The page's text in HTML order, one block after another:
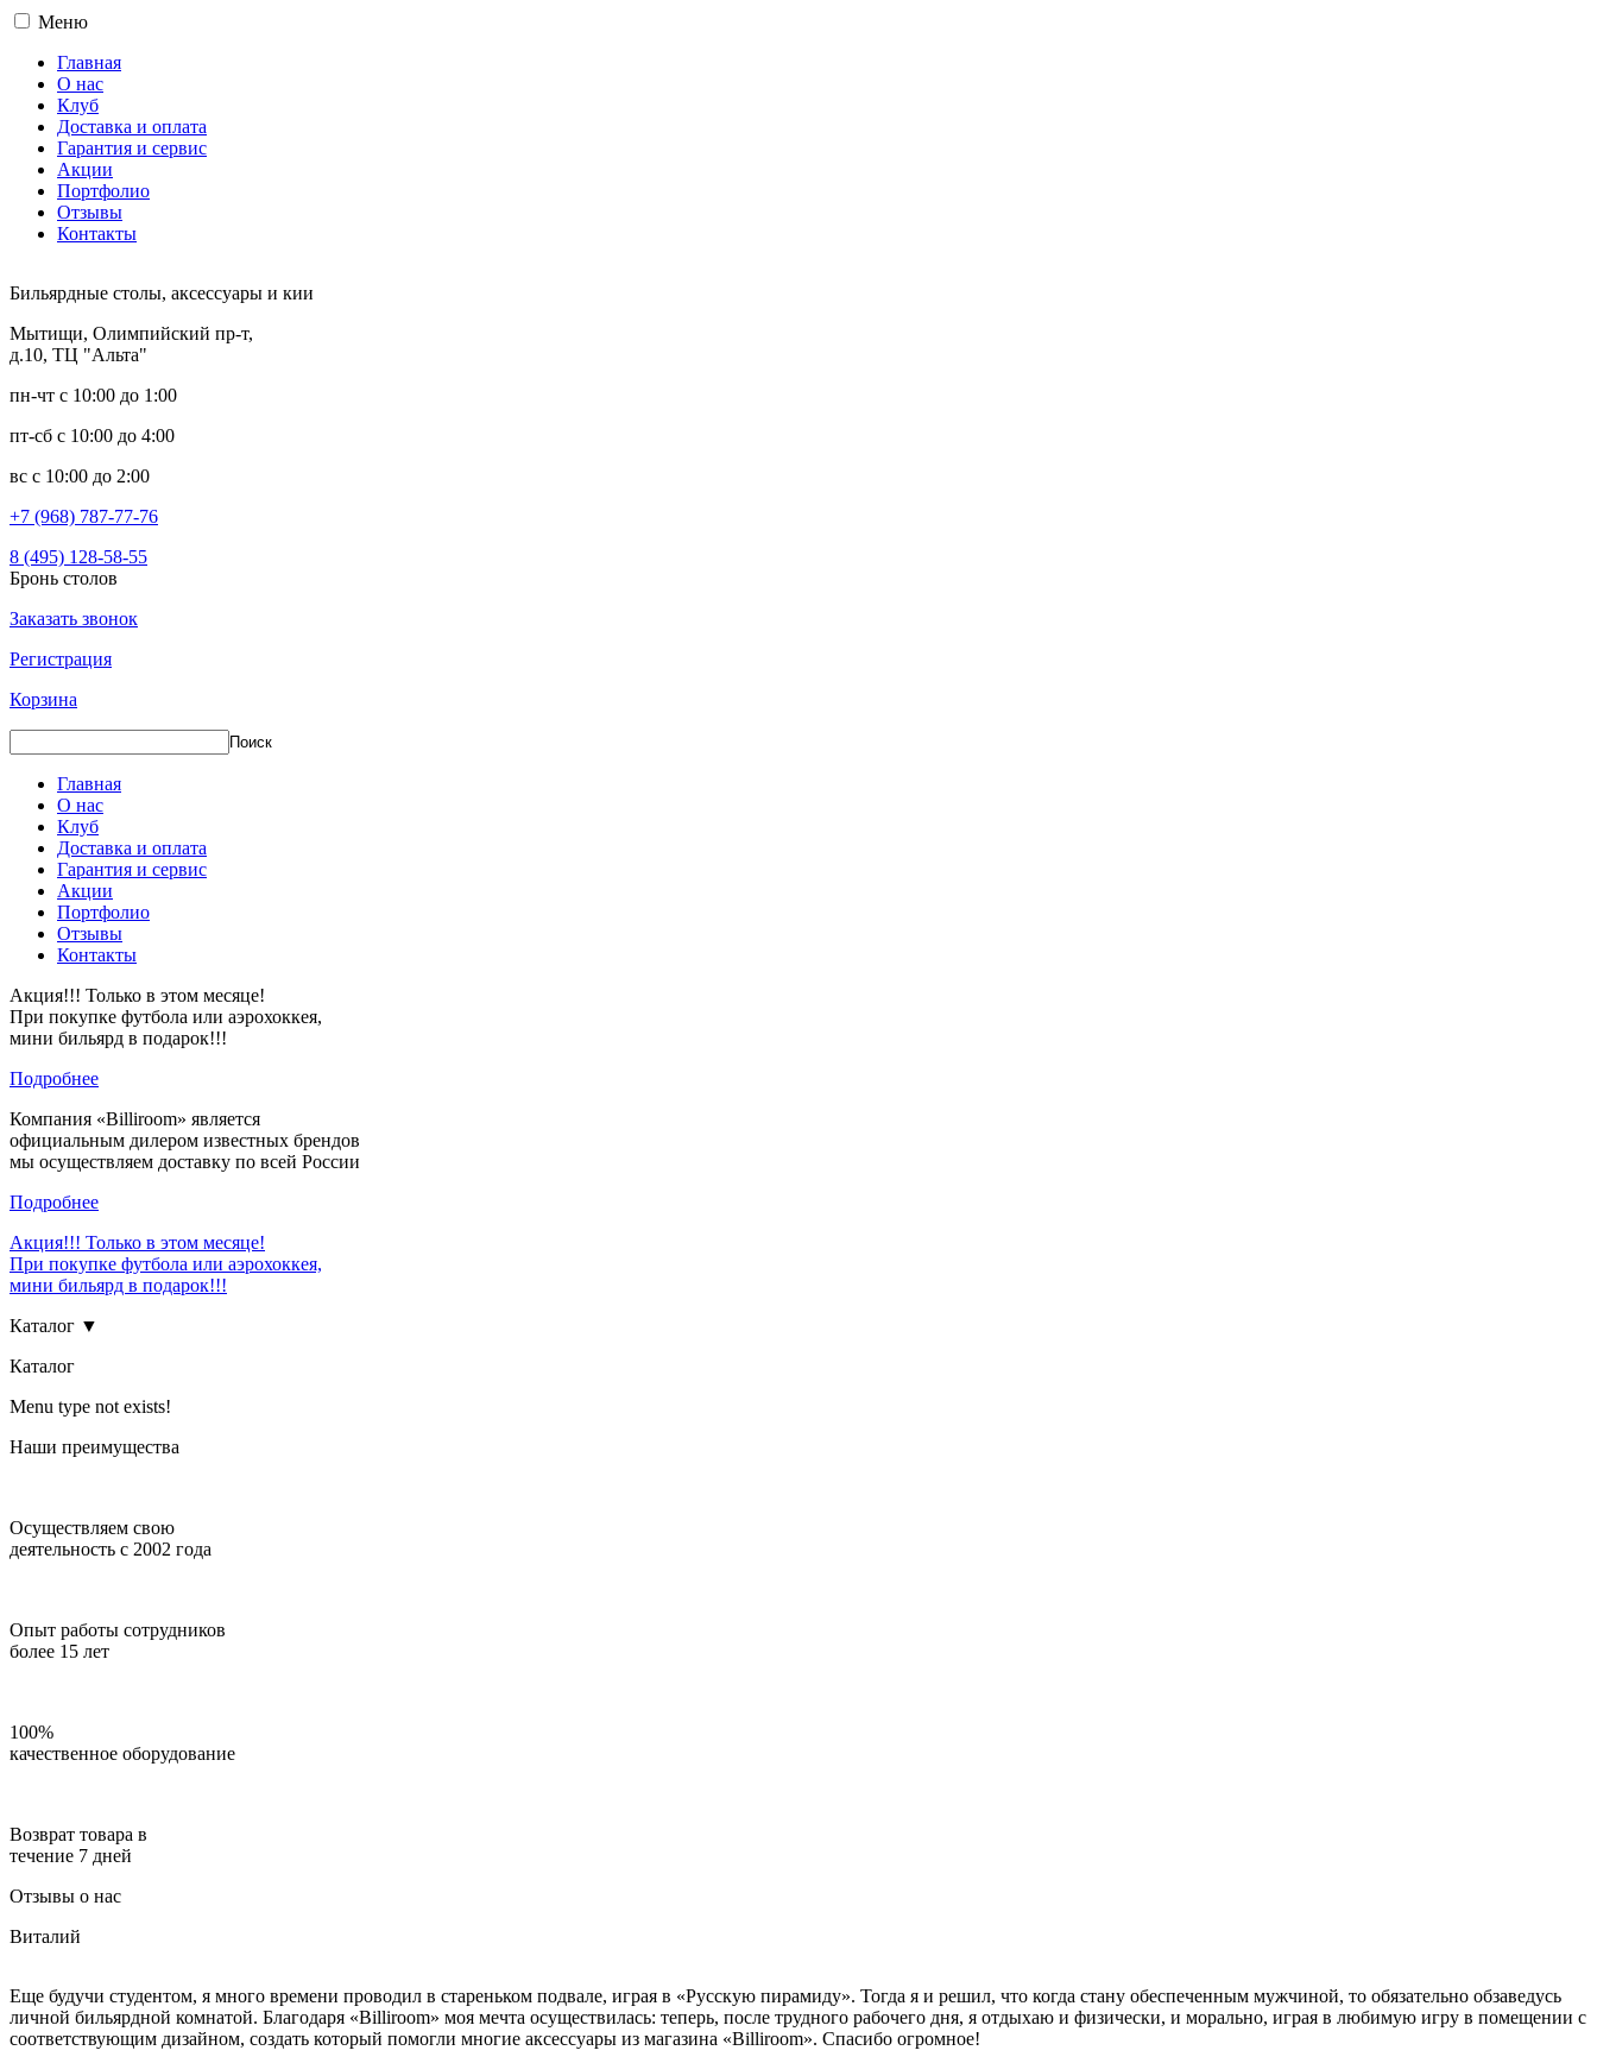
Меню
Главная
О нас
Клуб
Доставка и оплата
Гарантия и сервис
Акции
Портфолио
Отзывы
Контакты
Бильярдные столы, аксессуары и кии
Мытищи, Олимпийский пр-т,
д.10, ТЦ "Альта"
пн-чт с 10:00 до 1:00
пт-сб с 10:00 до 4:00
вс с 10:00 до 2:00
+7 (968) 787-77-76
8 (495) 128-58-55
Бронь столов
Заказать звонок
Регистрация
Корзина
Главная
О нас
Клуб
Доставка и оплата
Гарантия и сервис
Акции
Портфолио
Отзывы
Контакты
Акция!!! Только в этом месяце!
При покупке футбола или аэрохоккея,
мини бильярд в подарок!!!
Подробнее
Компания «Billiroom» является
официальным дилером известных брендов
мы осуществляем доставку по всей России
Подробнее
Акция!!! Только в этом месяце!
При покупке футбола или аэрохоккея,
мини бильярд в подарок!!!
Каталог ▼
Каталог
Menu type not exists!
Наши преимущества
Осуществляем свою
деятельность с 2002 года
Опыт работы сотрудников
более 15 лет
100%
качественное оборудование
Возврат товара в
течение 7 дней
Отзывы о нас
Виталий
Еще будучи студентом, я много времени проводил в стареньком подвале, играя в «Русскую пирамиду». Тогда я и решил, что когда стану обеспеченным мужчиной, то обязательно обзаведусь
личной бильярдной комнатой. Благодаря «Billiroom» моя мечта осуществилась: теперь, после трудного рабочего дня, я отдыхаю и физически, и морально, играя в любимую игру в помещении с
соответствующим дизайном, создать который помогли многие аксессуары из магазина «Billiroom». Спасибо огромное!